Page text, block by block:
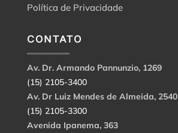
Política de Privacidade
CONTATO
Av. Dr. Armando Pannunzio, 1269
(15) 2105-3400
Av. Dr Luiz Mendes de Almeida, 2540
(15) 2105-3300
Avenida Ipanema, 363